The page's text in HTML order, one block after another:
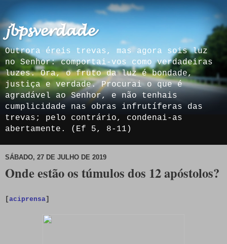
𝓳𝓫𝓹𝓼𝓿𝓮𝓻𝓭𝓪𝓭𝓮
Outrora éreis trevas, mas agora sois luz
no Senhor: comportai-vos como verdadeiras
luzes. Ora, o fruto da luz é bondade,
justiça e verdade. Procurai o que é
agradável ao Senhor, e não tenhais
cumplicidade nas obras infrutíferas das
trevas; pelo contrário, condenai-as
abertamente. (Ef 5, 8-11)
SÁBADO, 27 DE JULHO DE 2019
Onde estão os túmulos dos 12 apóstolos?
[aciprensa]